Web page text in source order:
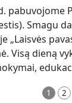
pabuvojome
Smagu
„Laisvės
Visą dieną
1 2